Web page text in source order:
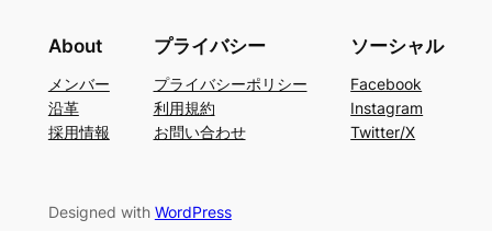
About
メンバー
沿革
採用情報
プライバシー
プライバシーポリシー
利用規約
お問い合わせ
ソーシャル
Facebook
Instagram
Twitter/X
Designed with WordPress